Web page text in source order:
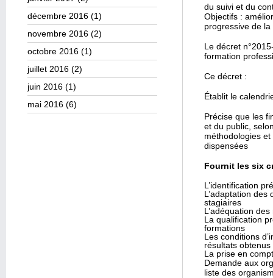
décembre 2016 (1)
novembre 2016 (2)
octobre 2016 (1)
juillet 2016 (2)
juin 2016 (1)
mai 2016 (6)
du suivi et du
Objectifs :
progressive de
Le décret
formation
Ce décret :
Établit le
Précise que les
et du public,
méthodologies
dispensées
Fournit les six
L’identification
L’adaptation des
stagiaires
L’adéquation
La qualification
formations
Les conditions
résultats obtenus
La prise en
Demande aux
liste des